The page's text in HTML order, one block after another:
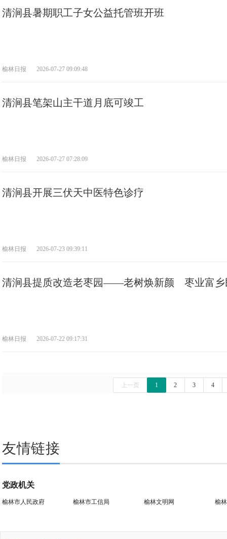
清涧县暑期职工子女公益托管班开班
榆林日报 2026-07-27 09:09:48
清涧县笔架山主干道月底可竣工
榆林日报 2026-07-27 07:28:09
清涧县开展三伏天中医特色诊疗
榆林日报 2026-07-23 09:39:11
清涧县提质改造老枣园——老树焕新颜 枣业富乡
榆林日报 2026-07-22 09:17:31
上一页 1 2 3 4
友情链接
党政机关
榆林市人民政府 榆林市工信局 榆林文明网 榆